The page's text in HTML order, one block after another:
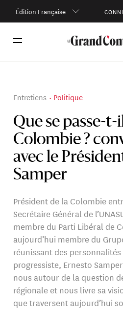
Édition Française
Que se passe-t-
Colombie ?
avec le
Samper
Entretiens Politique
Président de la Colombie
Secrétaire Général de
membre du Parti Libéral de
aujourd’hui membre du
réunissant des
progressiste, Ernesto
nous autour de la question
régionale et nous livre sa
que traversent aujourd’hui